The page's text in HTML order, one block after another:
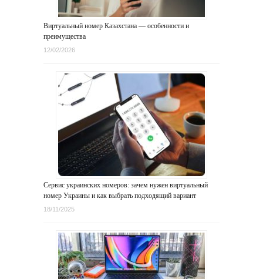
Виртуальный номер Казахстана — особенности и
преимущества
12/02/2026
Сервис украинских номеров: зачем нужен виртуальный
номер Украины и как выбрать подходящий вариант
18/11/2025